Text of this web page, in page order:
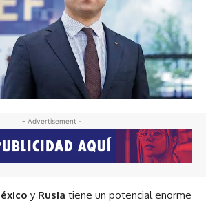
- Advertisement -
y Rusia tiene un potencial enorme